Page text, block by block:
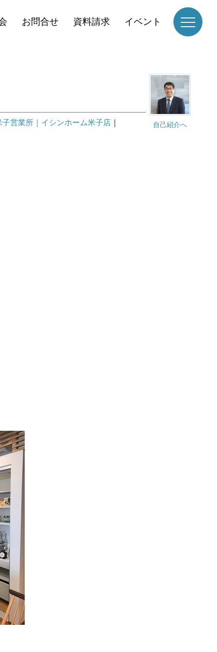
お問合せ 資料請求 イベント
自己紹介へ
子営業所｜イシンホーム米子店